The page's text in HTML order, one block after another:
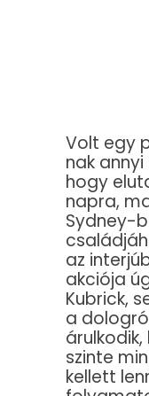
Volt egy
nak
hogy
napra,
Sydney-
az
akciója
Kubrick,
a
szinte
kellett